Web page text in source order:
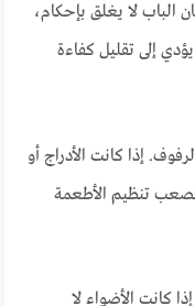
الباب لا يغلق بإحكام،
إلى تقليل كفاءة
إذا كانت الأدراج أو
تنظيم الأطعمة
كانت الأضواء لا